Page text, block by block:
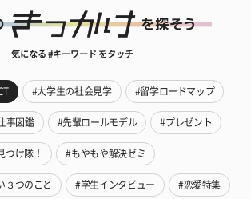
気になる #キーワード をタッチ
#大学生の社会見学 #留学ロードマップ
事図鑑 #先輩ロールモデル #プレゼント
つけ隊！ #もやもや解決ゼミ
３つのこと #学生インタビュー #恋愛特集